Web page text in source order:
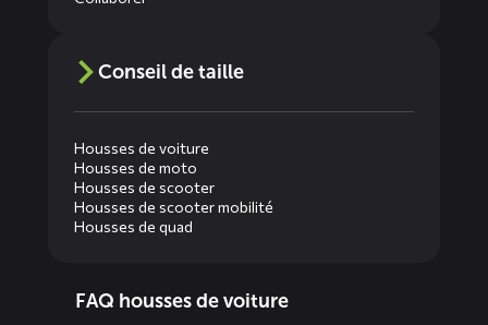
Conseil de taille
Housses de voiture
Housses de moto
Housses de scooter
Housses de scooter mobilité
Housses de quad
menusFAQ housses de voiture